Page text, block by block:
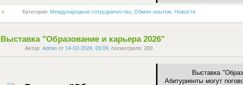
Категория: Международное сотрудничество Обмен опытом Новости
Выставка "Образование и карьера 2026"
Автор: Admin от 14-02-2026, 09:09 , посмотрело: 200
Выставка
Абитуриенты могут